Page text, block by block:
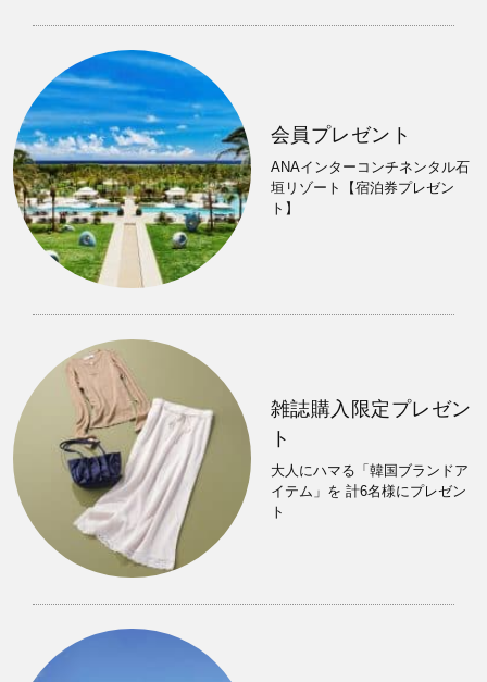
会員プレゼント
ANAインターコンチネンタル石
垣リゾート【宿泊券プレゼン
ト】
雑誌購入限定プレゼン
ト
大人にハマる「韓国ブランドア
イテム」を 計6名様にプレゼン
ト